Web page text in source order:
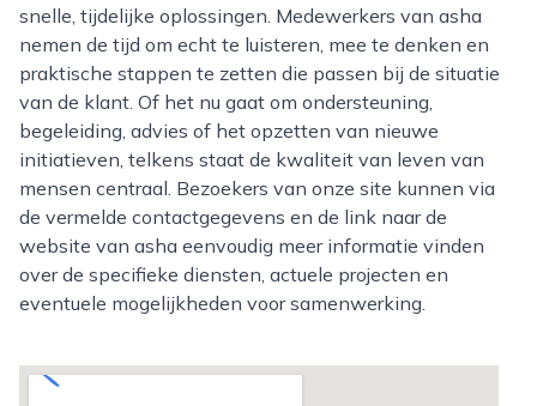
snelle, tijdelijke oplossingen. Medewerkers van asha
nemen de tijd om echt te luisteren, mee te denken en
praktische stappen te zetten die passen bij de situatie
van de klant. Of het nu gaat om ondersteuning,
begeleiding, advies of het opzetten van nieuwe
initiatieven, telkens staat de kwaliteit van leven van
mensen centraal. Bezoekers van onze site kunnen via
de vermelde contactgegevens en de link naar de
website van asha eenvoudig meer informatie vinden
over de specifieke diensten, actuele projecten en
eventuele mogelijkheden voor samenwerking.